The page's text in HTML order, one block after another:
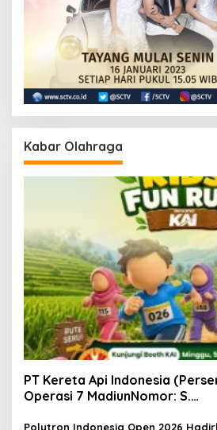
Kabar Olahraga
PT Kereta Api Indonesia
Operasi 7 MadiunNomor: S.
Polytron Indonesia Open 2026